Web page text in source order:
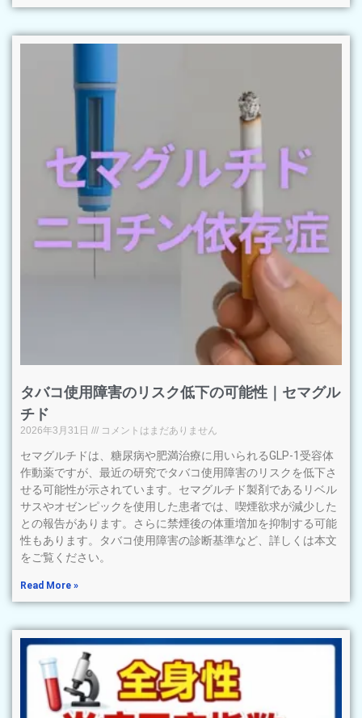
タバコ使用障害のリスク低下の可能性｜セマグル
チド
2026年3月31日 コメントはまだありません
セマグルチドは、糖尿病や肥満治療に用いられるGLP-1受容体
作動薬ですが、最近の研究でタバコ使用障害のリスクを低下さ
せる可能性が示されています。セマグルチド製剤であるリベル
サスやオゼンピックを使用した患者では、喫煙欲求が減少した
との報告があります。さらに禁煙後の体重増加を抑制する可能
性もあります。タバコ使用障害の診断基準など、詳しくは本文
をご覧ください。
Read More »